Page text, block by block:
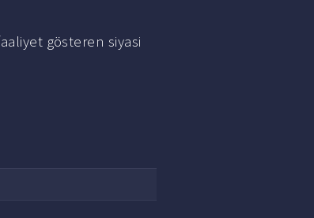
gösteren siyasi